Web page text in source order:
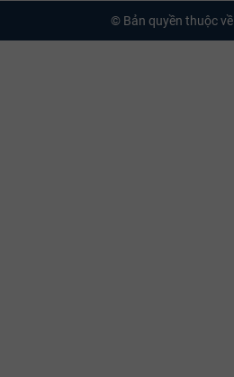
© Bản quyền thuộc về